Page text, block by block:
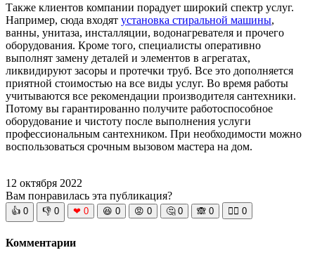
Также клиентов компании порадует широкий спектр услуг.
Например, сюда входят установка стиральной машины,
ванны, унитаза, инсталляции, водонагревателя и прочего
оборудования. Кроме того, специалисты оперативно
выполнят замену деталей и элементов в агрегатах,
ликвидируют засоры и протечки труб. Все это дополняется
приятной стоимостью на все виды услуг. Во время работы
учитываются все рекомендации производителя сантехники.
Потому вы гарантированно получите работоспособное
оборудование и чистоту после выполнения услуги
профессиональным сантехником. При необходимости можно
воспользоваться срочным вызовом мастера на дом.
12 октября 2022
Вам понравилась эта публикация?
👍 0 👎 0 ❤ 0 😆 0 😡 0 🤔 0 🙈 0 🧘‍♀️ 0
Комментарии